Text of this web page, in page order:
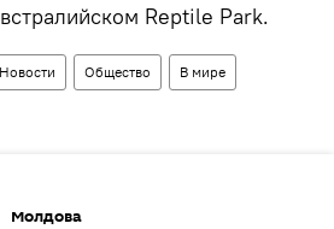
Reptile Park.
Новости Общество В мире
Молдова